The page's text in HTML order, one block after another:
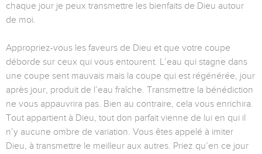
chaque jour je peux transmettre les bienfaits de Dieu autour
de moi.
Appropriez-vous les faveurs de Dieu et que votre coupe
déborde sur ceux qui vous entourent. L’eau qui stagne dans
une coupe sent mauvais mais la coupe qui est régénérée, jour
après jour, produit de l’eau fraîche. Transmettre la bénédiction
ne vous appauvrira pas. Bien au contraire, cela vous enrichira.
Tout appartient à Dieu, tout don parfait vienne de lui en qui il
n’y aucune ombre de variation. Vous êtes appelé à imiter
Dieu, à transmettre le meilleur aux autres. Priez qu’en ce jour